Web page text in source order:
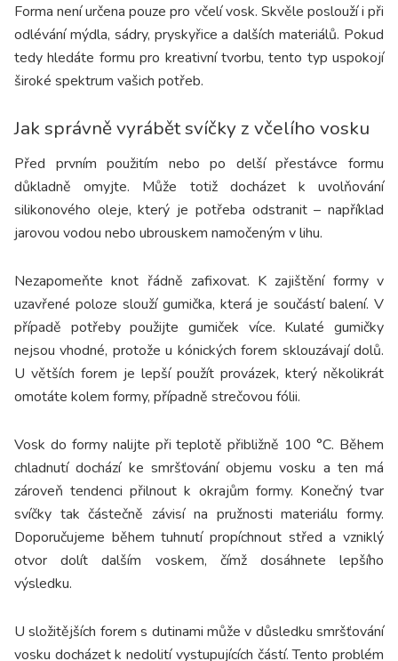
Forma není určena pouze pro včelí vosk. Skvěle poslouží i při
odlévání mýdla, sádry, pryskyřice a dalších materiálů. Pokud
tedy hledáte formu pro kreativní tvorbu, tento typ uspokojí
široké spektrum vašich potřeb.
Jak správně vyrábět svíčky z včelího vosku
Před prvním použitím nebo po delší přestávce formu
důkladně omyjte. Může totiž docházet k uvolňování
silikonového oleje, který je potřeba odstranit – například
jarovou vodou nebo ubrouskem namočeným v lihu.
Nezapomeňte knot řádně zafixovat. K zajištění formy v
uzavřené poloze slouží gumička, která je součástí balení. V
případě potřeby použijte gumiček více. Kulaté gumičky
nejsou vhodné, protože u kónických forem sklouzávají dolů.
U větších forem je lepší použít provázek, který několikrát
omotáte kolem formy, případně strečovou fólii.
Vosk do formy nalijte při teplotě přibližně 100 °C. Během
chladnutí dochází ke smršťování objemu vosku a ten má
zároveň tendenci přilnout k okrajům formy. Konečný tvar
svíčky tak částečně závisí na pružnosti materiálu formy.
Doporučujeme během tuhnutí propíchnout střed a vzniklý
otvor dolít dalším voskem, čímž dosáhnete lepšího
výsledku.
U složitějších forem s dutinami může v důsledku smršťování
vosku docházet k nedolití vystupujících částí. Tento problém